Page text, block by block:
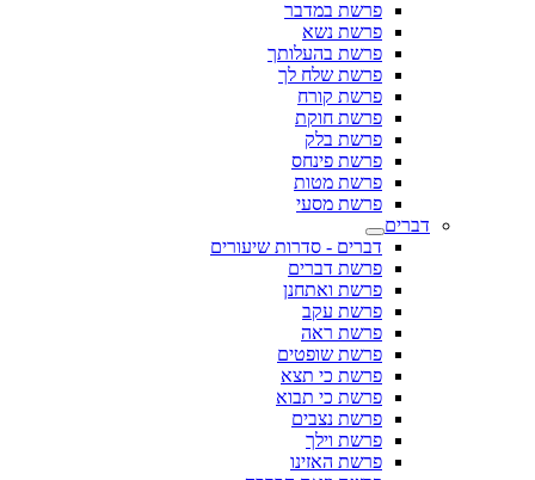
פרשת במדבר
פרשת נשא
פרשת בהעלותך
פרשת שלח לך
פרשת קורח
פרשת חוקת
פרשת בלק
פרשת פינחס
פרשת מטות
פרשת מסעי
דברים
דברים - סדרות שיעורים
פרשת דברים
פרשת ואתחנן
פרשת עקב
פרשת ראה
פרשת שופטים
פרשת כי תצא
פרשת כי תבוא
פרשת נצבים
פרשת וילך
פרשת האזינו